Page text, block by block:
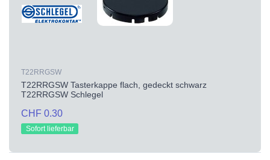
T22RRGSW
T22RRGSW Tasterkappe flach, gedeckt schwarz
T22RRGSW Schlegel
CHF 0.30
Sofort lieferbar